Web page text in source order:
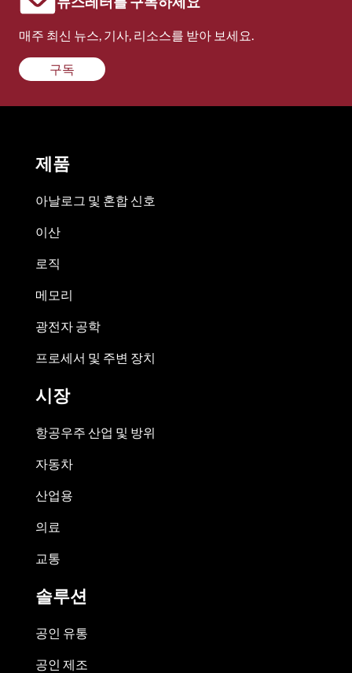
매주 최신 뉴스, 기사, 리소스를 받아 보세요.
구독
제품
아날로그 및 혼합 신호
이산
로직
메모리
광전자 공학
프로세서 및 주변 장치
시장
항공우주 산업 및 방위
자동차
산업용
의료
교통
솔루션
공인 유통
공인 제조